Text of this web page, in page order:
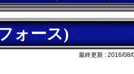
ォース)
最終更新 : 2016/08/